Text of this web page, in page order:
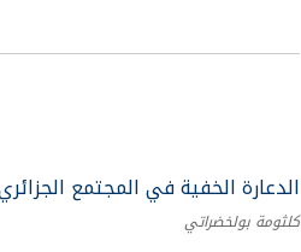
الدعارة الخفية في المجتمع
كلثومة بولخضراتي